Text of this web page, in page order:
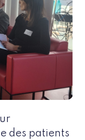
des patients